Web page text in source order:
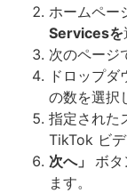
ホームペー
Servicesを
次のページ
ドロップダ
の数を選択
指定された
TikTok ビ
次へ」 ボ
ます。